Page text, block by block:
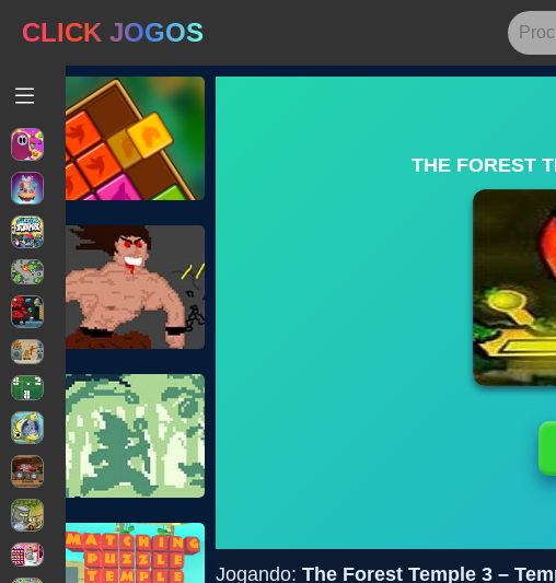
CLICK JOGOS
THE FOREST
Jogando: The Forest Temple 3 –